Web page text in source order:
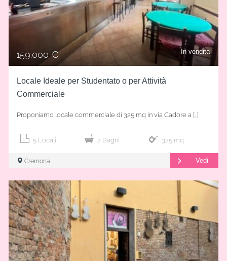
In vendita
159.000 €
Locale Ideale per Studentato o per Attività
Commerciale
Proponiamo locale commerciale di 325 mq in via Cadore a […]
5 Locali 2 Bagni 325 mq
Cremona Vedi